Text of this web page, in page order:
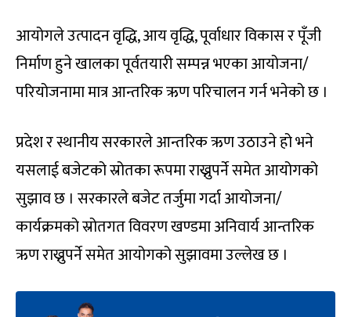
आयोगले उत्पादन वृद्धि, आय वृद्धि, पूर्वाधार विकास र पूँजी
निर्माण हुने खालका पूर्वतयारी सम्पन्न भएका आयोजना/
परियोजनामा मात्र आन्तरिक ऋण परिचालन गर्न भनेको छ ।
प्रदेश र स्थानीय सरकारले आन्तरिक ऋण उठाउने हो भने
यसलाई बजेटको स्रोतका रूपमा राख्नुपर्ने समेत आयोगको
सुझाव छ । सरकारले बजेट तर्जुमा गर्दा आयोजना/
कार्यक्रमको स्रोतगत विवरण खण्डमा अनिवार्य आन्तरिक
ऋण राख्नुपर्ने समेत आयोगको सुझावमा उल्लेख छ ।